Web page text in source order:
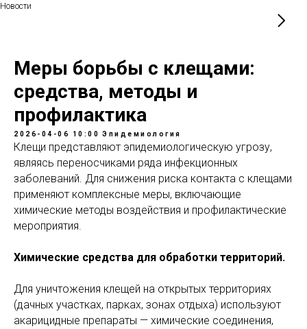
Новости
Меры борьбы с клещами:
средства, методы и
профилактика
2026-04-06 10:00 Эпидемиология
Клещи представляют эпидемиологическую угрозу,
являясь переносчиками ряда инфекционных
заболеваний. Для снижения риска контакта с клещами
применяют комплексные меры, включающие
химические методы воздействия и профилактические
мероприятия.
Химические средства для обработки территорий.
Для уничтожения клещей на открытых территориях
(дачных участках, парках, зонах отдыха) используют
акарицидные препараты — химические соединения,